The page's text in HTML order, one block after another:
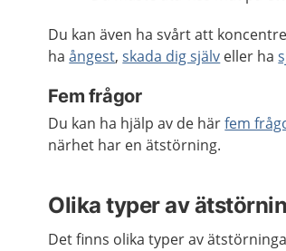
Du kan även ha svårt att
haångest,skada dig själv eller ha
Fem frågor
Du kan ha hjälp av de härfem
närhet har en ätstörning.
Olika typer av
Det finns olika typer av